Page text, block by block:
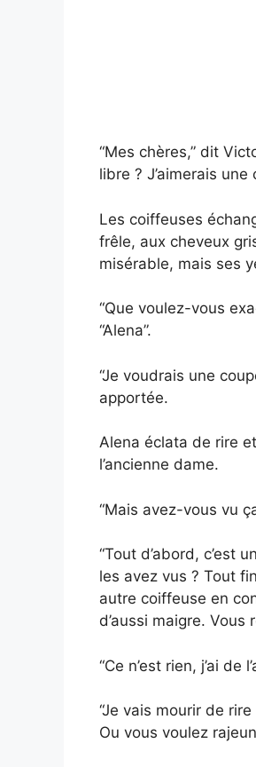
“Mes chères,” dit
libre ? J’aimerais
Les coiffeuses
frêle, aux cheveux
misérable, mais ses
“Que voulez-vous
“Alena”.
“Je voudrais une
apportée.
Alena éclata de rire
l’ancienne dame.
“Mais avez-vous vu
“Tout d’abord, c’est
les avez vus ? Tout
autre coiffeuse en
d’aussi maigre.
“Ce n’est rien, j’ai
“Je vais mourir de
Ou vous voulez